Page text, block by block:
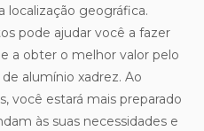
localização geográfica.
pode ajudar você a fazer
a obter o melhor valor pelo
alumínio xadrez. Ao
você estará mais preparado
às suas necessidades e